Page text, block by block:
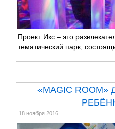
Проект Икс – это
тематический парк,
«MAGIC
18 ноября 2016